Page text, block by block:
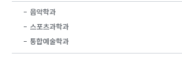
음악학과
스포츠과학과
통합예술학과